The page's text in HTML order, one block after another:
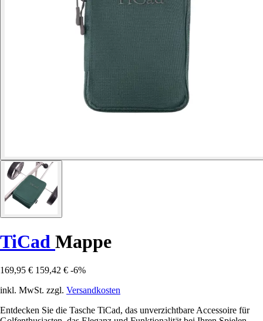
TiCad Mappe
169,95 € 159,42 € -6%
inkl. MwSt. zzgl. Versandkosten
Entdecken Sie die Tasche TiCad, das unverzichtbare Accessoire für